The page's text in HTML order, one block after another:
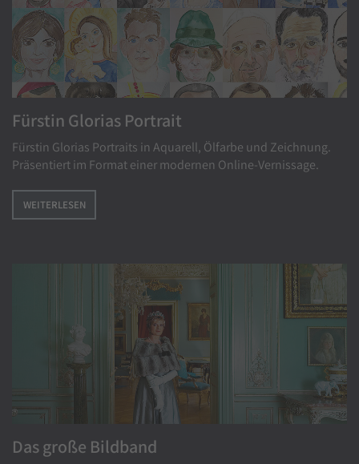
Fürstin Glorias Portrait
Fürstin Glorias Portraits in Aquarell, Ölfarbe und Zeichnung.
Präsentiert im Format einer modernen Online-Vernissage.
WEITERLESEN
Das große Bildband